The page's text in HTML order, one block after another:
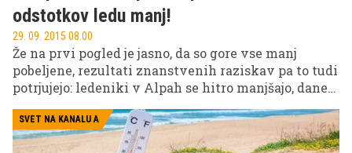
odstotkov ledu manj!
29. 09. 2015 08.00
Že na prvi pogled je jasno, da so gore vse manj
pobeljene, rezultati znanstvenih raziskav pa to tudi
potrjujejo: ledeniki v Alpah se hitro manjšajo, danes
bilo pred 50 leti.
SVET NA KANALU A